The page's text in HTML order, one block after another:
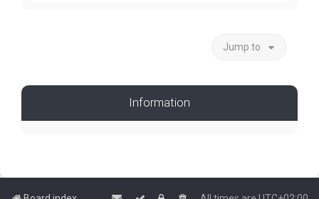
Jump to
Information